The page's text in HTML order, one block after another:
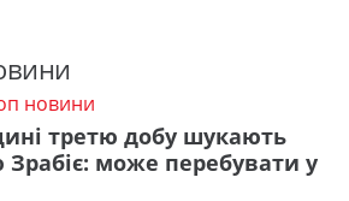
новини
третю добу шукають
Зрабіє: може перебувати у